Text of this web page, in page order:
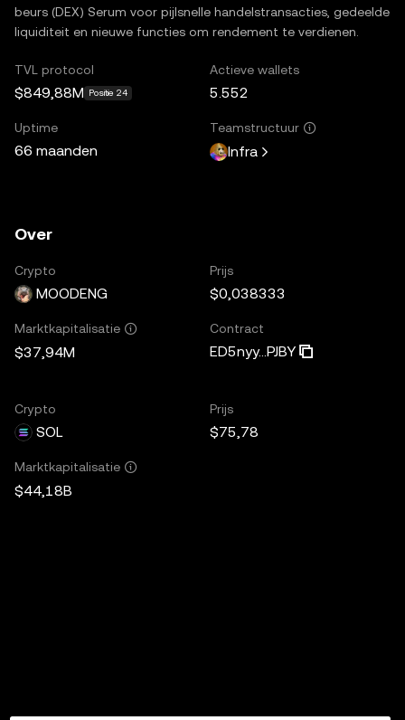
beurs (DEX) Serum voor pijlsnelle handelstransacties, gedeelde
liquiditeit en nieuwe functies om rendement te verdienen.
TVL protocol
$849,88M Positie 24
Actieve wallets
5.552
Uptime
66 maanden
Teamstructuur
Infra
Over
Crypto
MOODENG
Prijs
$0,038333
Marktkapitalisatie
$37,94M
Contract
ED5nyy...PJBY
Crypto
SOL
Prijs
$75,78
Marktkapitalisatie
$44,18B